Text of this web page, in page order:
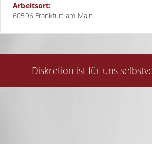
Arbeitsort:
60596 Frankfurt am Main
Diskretion ist für uns